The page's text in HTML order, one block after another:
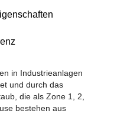
in Industrieanlagen
und durch das
die als Zone 1, 2,
bestehen aus